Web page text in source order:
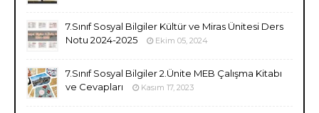
7.Sınıf Sosyal Bilgiler Kültür ve Miras Ünitesi Ders
Notu 2024-2025
Ekim 05, 2024
7.Sınıf Sosyal Bilgiler 2.Ünite MEB Çalışma Kitabı
ve Cevapları
Kasım 17, 2023